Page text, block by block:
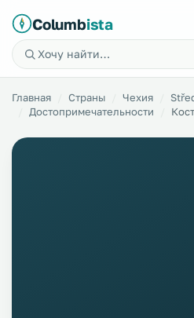
Columbista
Главная Страны Чехия
Достопримечательности